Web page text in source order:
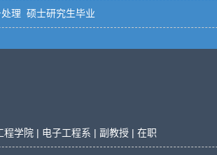
理 硕士研究生毕业
程学院 | 电子工程系 | 副教授 | 在职